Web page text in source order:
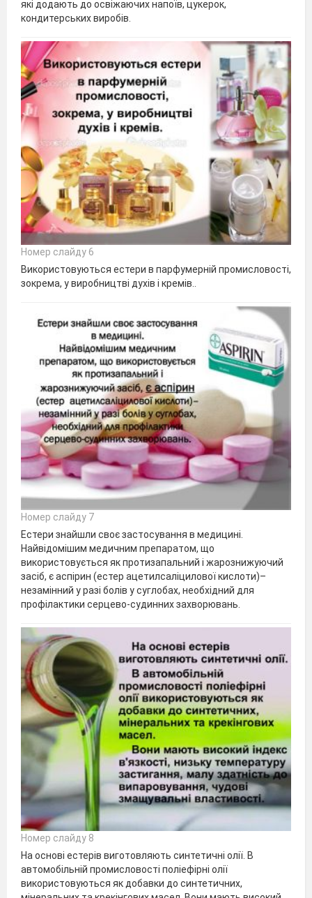
які додають до освіжаючих напоїв, цукерок,
кондитерських виробів.
Номер слайду 6
Використовуються естери в парфумерній промисловості,
зокрема, у виробництві духів і кремів..
Номер слайду 7
Естери знайшли своє застосування в медицині.
Найвідомішим медичним препаратом, що
використовується як протизапальний і жарознижуючий
засіб, є аспірин (естер ацетилсаліцилової кислоти)–
незамінний у разі болів у суглобах, необхідний для
профілактики серцево-судинних захворювань.
Номер слайду 8
На основі естерів виготовляють синтетичні олії. В
автомобільній промисловості поліефірні олії
використовуються як добавки до синтетичних,